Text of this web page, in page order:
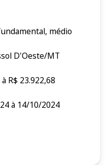
médio
D'Oeste/MT
R$ 23.922,68
à 14/10/2024